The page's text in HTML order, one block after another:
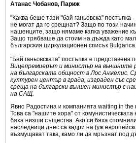
Атанас Чобанов, Париж
"Каква беше тази "бай ганьовска"
не могат да го срещнат? Защо по този
нашенците, защо нямаме капка уважение
Защо трябваше да стоим на дъжда като
българския циркулационен списък Bulgarica.
"Бай ганьовската" постъпка е
Вицепремиерът и министър на външните
на българската общност в Лос Анжелис.
културен център в града, изграден със
среща на български външен министър с
на САЩ.
Явно Радостина и компанията waiting in
Това са "нашите хора" от
бяха низши същества. Ако си бяха
наследници днес са кадри на (уж
възмущават така, камо ли да мръзнат под